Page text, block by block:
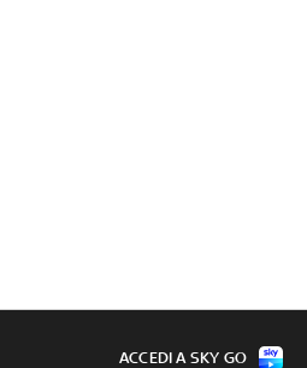
ACCEDI A SKY GO